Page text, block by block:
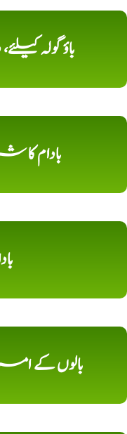
باؤ گولہ
بادام
بالوں کے